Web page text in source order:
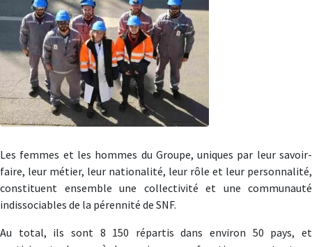
Les femmes et les hommes du Groupe, uniques par leur savoir-
faire, leur métier, leur nationalité, leur rôle et leur personnalité,
constituent ensemble une collectivité et une communauté
indissociables de la pérennité de SNF.
Au total, ils sont 8 150 répartis dans environ 50 pays, et